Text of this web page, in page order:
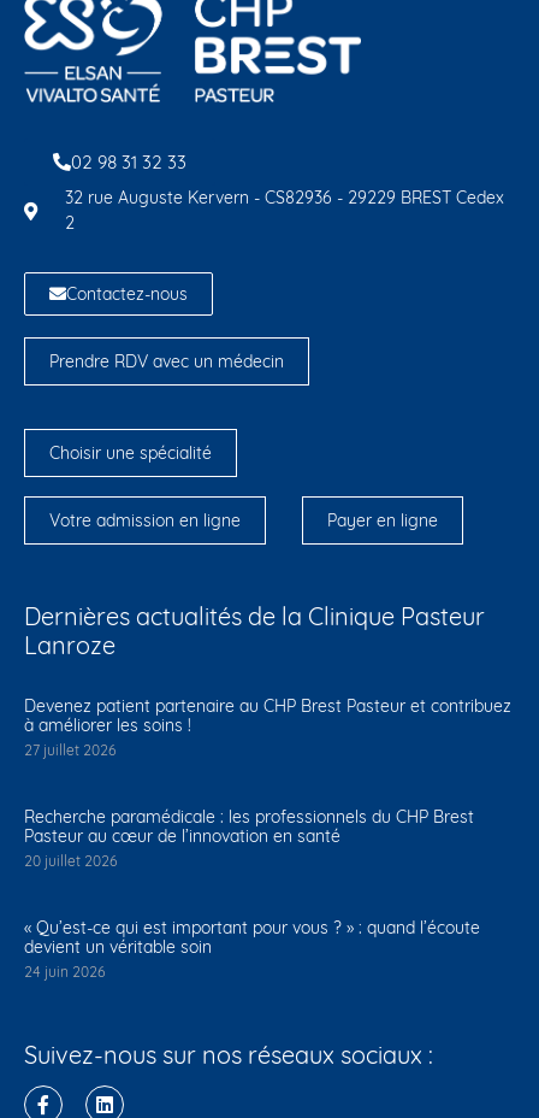
02 98 31 32 33
32 rue Auguste Kervern - CS82936 - 29229 BREST Cedex
2
Contactez-nous
Prendre RDV avec un médecin
Choisir une spécialité
Votre admission en ligne Payer en ligne
Dernières actualités de la Clinique Pasteur
Lanroze
Devenez patient partenaire au CHP Brest Pasteur et contribuez
à améliorer les soins !
27 juillet 2026
Recherche paramédicale : les professionnels du CHP Brest
Pasteur au cœur de l’innovation en santé
20 juillet 2026
« Qu’est-ce qui est important pour vous ? » : quand l’écoute
devient un véritable soin
24 juin 2026
Suivez-nous sur nos réseaux sociaux :